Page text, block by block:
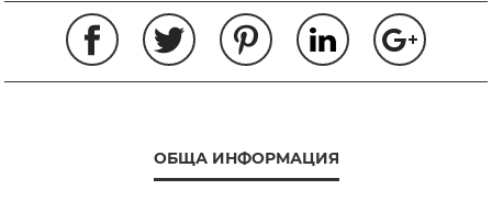
ОБЩА ИНФОРМАЦИЯ